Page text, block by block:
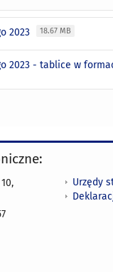
2023 18.67 MB
2023 - tablice w
Urzędy